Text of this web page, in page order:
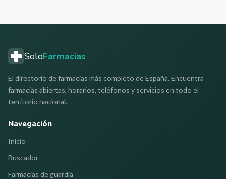
SoloFarmacias
El directorio de farmacias más completo de España. Encuentra
farmacias abiertas, horarios, teléfonos y servicios en todo el
territorio nacional.
Navegación
Inicio
Buscador
Farmacias de guardia